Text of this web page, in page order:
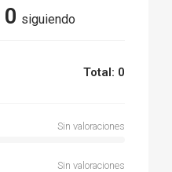
0 siguiendo
Total: 0
Sin valoraciones
Sin valoraciones